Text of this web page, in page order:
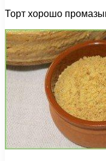
Торт хорошо